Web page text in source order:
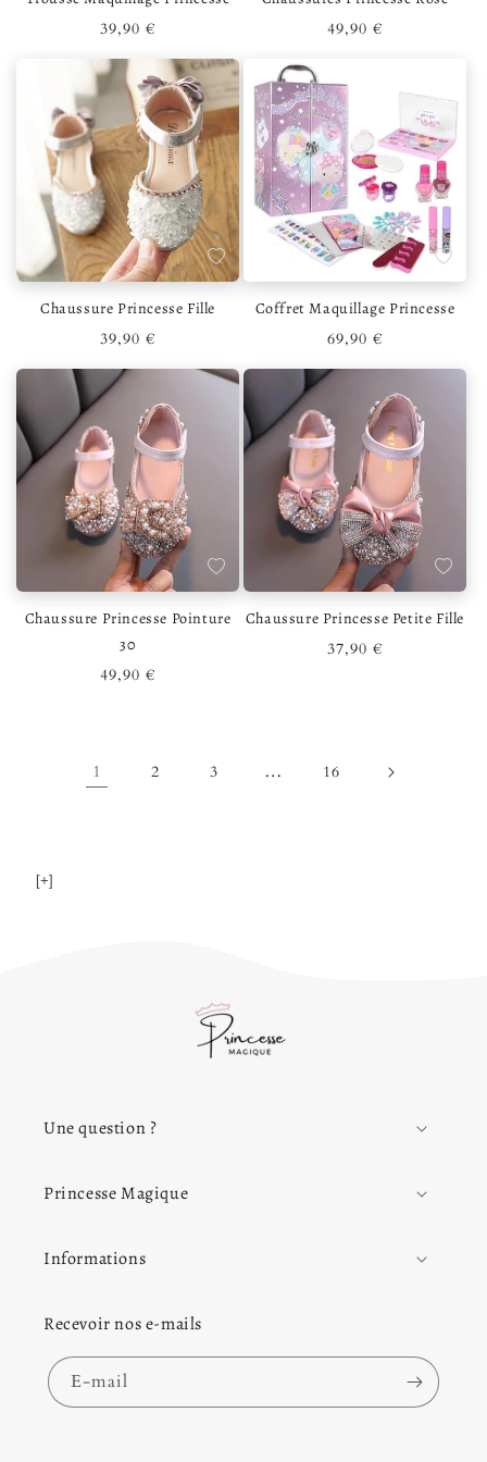
Prix habituel
39,90 €
Prix habituel
49,90 €
Ajouter à la liste de souhaits
Chaussure Princesse Fille
Prix habituel
39,90 €
Ajouter
Coffret Maquillage Princesse
Prix habituel
69,90 €
Ajouter à la liste de souhaits
Chaussure Princesse Pointure
30
Prix habituel
49,90 €
Ajouter
Chaussure Princesse Petite Fille
Prix habituel
37,90 €
1 2 3 … 16
[+]
Une question ?
Princesse Magique
Informations
Recevoir nos e-mails
E-mail